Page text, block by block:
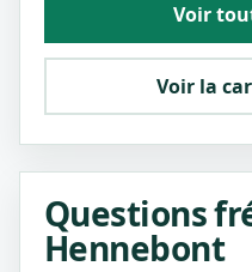
Voir
Voir la
Questions
Hennebont